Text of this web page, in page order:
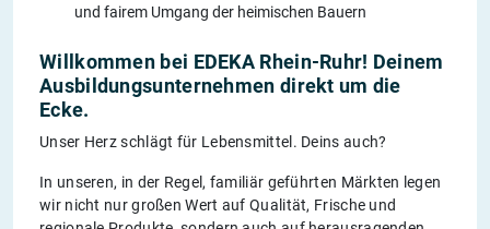
und fairem Umgang der heimischen Bauern
Willkommen bei EDEKA Rhein-Ruhr! Deinem
Ausbildungsunternehmen direkt um die
Ecke.
Unser Herz schlägt für Lebensmittel. Deins auch?
In unseren, in der Regel, familiär geführten Märkten legen
wir nicht nur großen Wert auf Qualität, Frische und